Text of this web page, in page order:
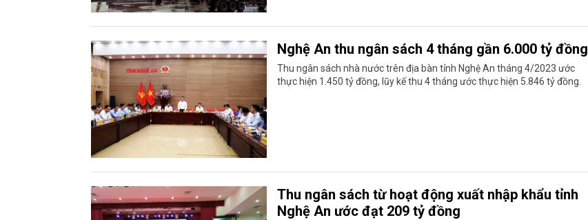
Nghệ An thu ngân sách 4 tháng gần 6.000 tỷ đồng
Thu ngân sách nhà nước trên địa bàn tỉnh Nghệ An tháng 4/2023 ước
thực hiện 1.450 tỷ đồng, lũy kế thu 4 tháng ước thực hiện 5.846 tỷ đồng.
Thu ngân sách từ hoạt động xuất nhập khẩu tỉnh
Nghệ An ước đạt 209 tỷ đồng